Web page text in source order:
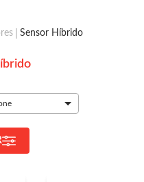
Sensor Híbrido